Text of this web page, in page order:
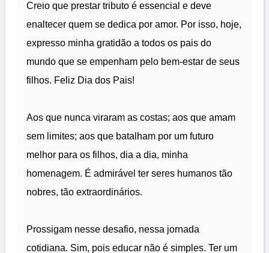
Creio que prestar tributo é essencial e deve
enaltecer quem se dedica por amor. Por isso, hoje,
expresso minha gratidão a todos os pais do
mundo que se empenham pelo bem-estar de seus
filhos. Feliz Dia dos Pais!
Aos que nunca viraram as costas; aos que amam
sem limites; aos que batalham por um futuro
melhor para os filhos, dia a dia, minha
homenagem. É admirável ter seres humanos tão
nobres, tão extraordinários.
Prossigam nesse desafio, nessa jornada
cotidiana. Sim, pois educar não é simples. Ter um